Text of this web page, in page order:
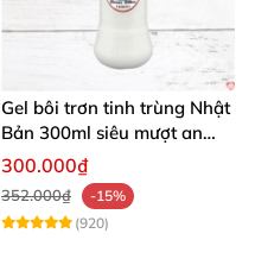
Gel bôi trơn tinh trùng Nhật
Bản 300ml siêu mượt an
toàn cho yêu
300.000₫
352.000₫
-15%
(920)